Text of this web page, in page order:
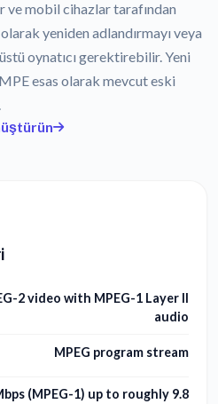
ve mobil cihazlar tarafından
yeniden adlandırmayı veya
oynatıcı gerektirebilir. Yeni
esas olarak mevcut eski
2 video with MPEG-1 Layer II
audio
MPEG program stream
(MPEG-1) up to roughly 9.8